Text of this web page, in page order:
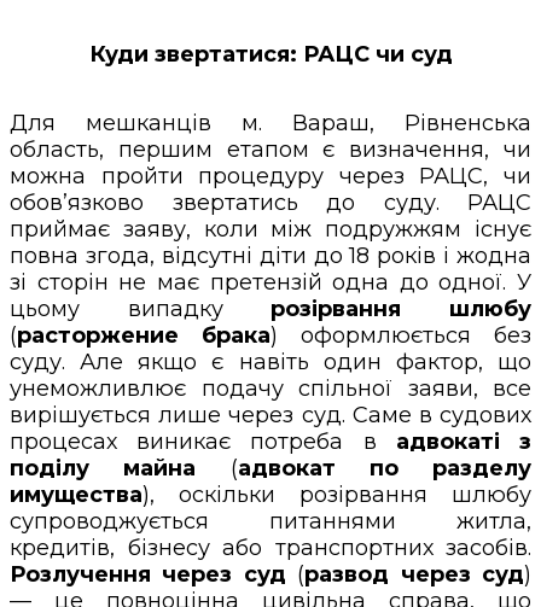
Куди звертатися: РАЦС чи суд
Для мешканців м. Вараш, Рівненська
область, першим етапом є визначення, чи
можна пройти процедуру через РАЦС, чи
обов’язково звертатись до суду. РАЦС
приймає заяву, коли між подружжям існує
повна згода, відсутні діти до 18 років і жодна
зі сторін не має претензій одна до одної. У
цьому випадку розірвання шлюбу
(расторжение брака) оформлюється без
суду. Але якщо є навіть один фактор, що
унеможливлює подачу спільної заяви, все
вирішується лише через суд. Саме в судових
процесах виникає потреба в адвокаті з
поділу майна (адвокат по разделу
имущества), оскільки розірвання шлюбу
супроводжується питаннями житла,
кредитів, бізнесу або транспортних засобів.
Розлучення через суд (развод через суд)
— це повноцінна цивільна справа, що